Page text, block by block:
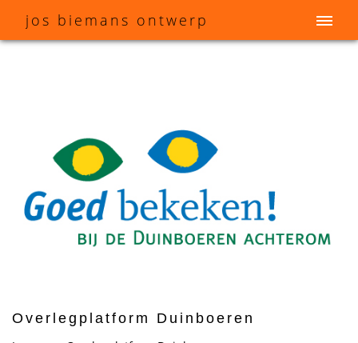
j os b iemans o ntwerp
Overlegplatform Duinboeren